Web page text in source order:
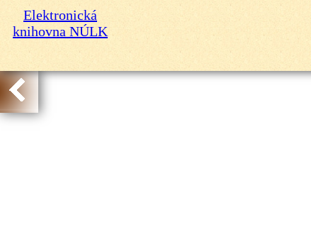
Elektronická
knihovna NÚLK